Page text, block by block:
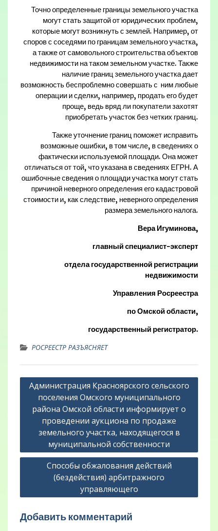
Точно определенные границы земельного участка
могут стать защитой от юридических проблем,
которые могут возникнуть с землей. Например, от
споров с соседями по границам земельного участка,
а также от самовольного строительства объектов
недвижимости на таком земельном участке. Также
наличие границ земельного участка дает
возможность беспроблемно совершать с ним любые
операции и сделки, например, продать его будет
проще, ведь вряд ли покупатели захотят
приобретать участок без четких границ.
Также уточнение границ поможет исправить
возможные ошибки, в том числе, в сведениях о
фактически используемой площади. Она может
отличаться от той, что указана в сведениях ЕГРН. А
ошибочные сведения о площади участка могут стать
причиной неверного определения его кадастровой
стоимости и, как следствие, неверного определения
размера земельного налога.
Вера Игуминова,
главный специалист-эксперт
отдела государственной регистрации
недвижимости
Управления Росреестра
по Омской области,
государственный регистратор.
РОСРЕЕСТР РАЗЪЯСНЯЕТ
Навигация
записям
Администрация Красноярского сельского
поселения Омского муниципального
района Омской области информирует о
проведении аукциона по продаже
земельного участка, находящегося в
муниципальной собственности
Способы обжалования действий
(бездействия) арбитражного
управляющего
Добавить комментарий